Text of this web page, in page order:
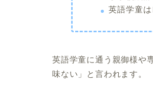
英語学童
英語学童に通う親御様や
味ない」と言われます。